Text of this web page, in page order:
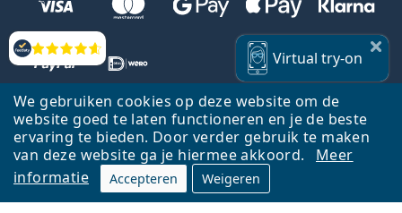
We gebruiken cookies op deze website om de
website goed te laten functioneren en je de beste
ervaring te bieden. Door verder gebruik te maken
van deze website ga je hiermee akkoord.
Meer
informatie
Accepteren Weigeren
Beoordelingen Virtual try-on
Terug naar de homepagina
Ga omhoog
Lentiamo.nl is eigendom van en wordt beheerd door Lentiamo s.r.o.,